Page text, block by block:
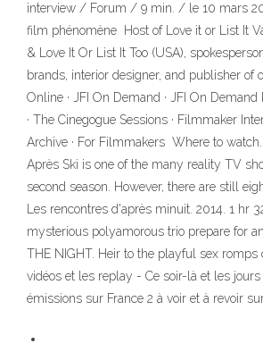
interview / Forum / 9 min. / le 10 mars
film phénomène Host of Love it or List It
& Love It Or List It Too (USA),
brands, interior designer, and publisher
Online · JFI On Demand · JFI On Demand
· The Cinegogue Sessions · Filmmaker
Archive · For Filmmakers Where to
Après Ski is one of the many reality TV
second season. However, there are still
Les rencontres d'après minuit. 2014. 1 hr
mysterious polyamorous trio prepare for
THE NIGHT. Heir to the playful sex
vidéos et les replay - Ce soir-là et les
émissions sur France 2 à voir et à revoir